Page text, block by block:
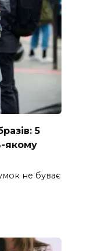
5
якому
не буває